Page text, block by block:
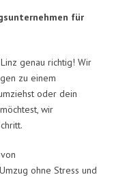
für
genau richtig! Wir
zu einem
oder dein
wir
ohne Stress und